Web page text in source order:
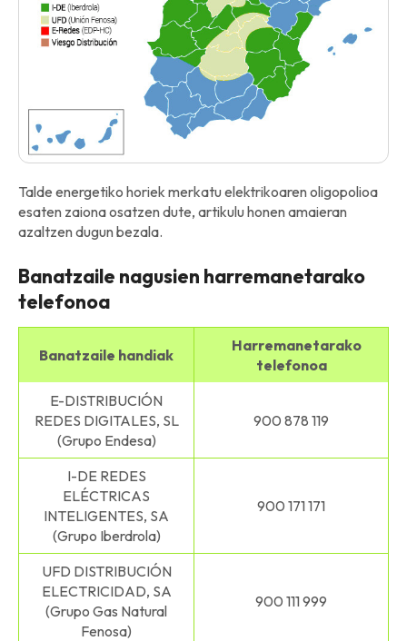
Talde energetiko horiek merkatu elektrikoaren oligopolioa
esaten zaiona osatzen dute, artikulu honen amaieran
azaltzen dugun bezala.
Banatzaile nagusien harremanetarako
telefonoa
Banatzaile handiak
Harremanetarako
telefonoa
E-DISTRIBUCIÓN
REDES DIGITALES, SL
(Grupo Endesa)
900 878 119
I-DE REDES
ELÉCTRICAS
INTELIGENTES, SA
(Grupo Iberdrola)
900 171 171
UFD DISTRIBUCIÓN
ELECTRICIDAD, SA
(Grupo Gas Natural
Fenosa)
900 111 999